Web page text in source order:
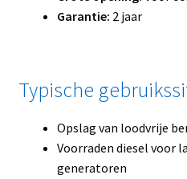
Garantie: 2 jaar
Typische
Opslag van loodvrije
Voorraden diesel voor
generatoren